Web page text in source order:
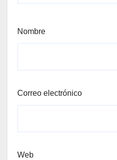
Nombre
Correo electrónico
Web